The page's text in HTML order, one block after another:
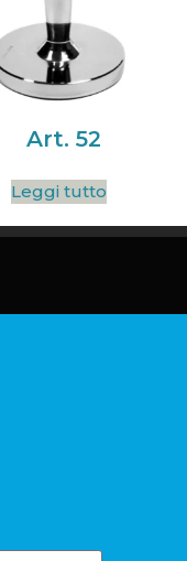
Art. 52
Leggi tutto